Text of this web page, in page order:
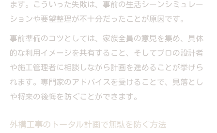
び方
安さ優先の外構工事が招く典型的な失敗例
例
ます。こういった失敗は、事前の生活シーンシミュレー
ションや要望整理が不十分だったことが原因です。
事前準備のコツとしては、家族全員の意見を集め、具体
的な利用イメージを共有すること、そしてプロの設計者
や施工管理者に相談しながら計画を進めることが挙げら
れます。専門家のアドバイスを受けることで、見落とし
や将来の後悔を防ぐことができます。
外構工事のトータル計画で無駄を防ぐ方法